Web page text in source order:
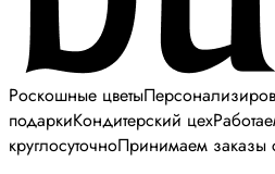
Роскошные цветы
подаркиКондитерский цех
круглосуточноПринимаем заказы